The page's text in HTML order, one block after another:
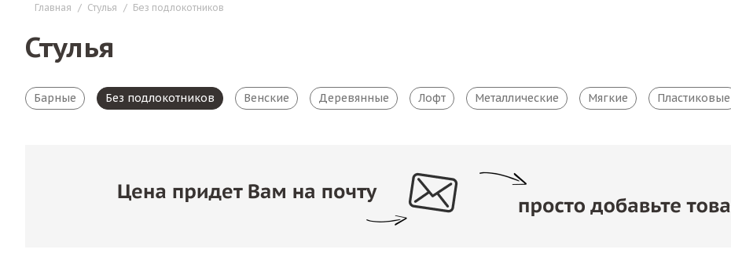
Главная / Стулья / Без подлокотников
Стулья
Барные Без подлокотников Венские Деревянные Лофт Металлические Мягкие Пластиковые